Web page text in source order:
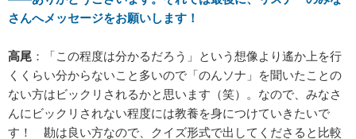
さんへメッセージをお願いします！
高尾 ：「この程度は分かるだろう」という想像より遙か上を行
くくらい分からないこと多いので「のんソナ」を聞いたことの
ない方はビックリされるかと思います（笑）。なので、みなさ
んにビックリされない程度には教養を身につけていきたいで
す！ 勘は良い方なので、クイズ形式で出してくださると比較